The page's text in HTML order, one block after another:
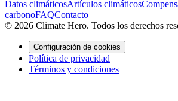
Datos climáticosArtículos climáticos
carbonoFAQContacto
© 2026 Climate Hero. Todos los derechos
Configuración de cookies
Política de privacidad
Términos y condiciones